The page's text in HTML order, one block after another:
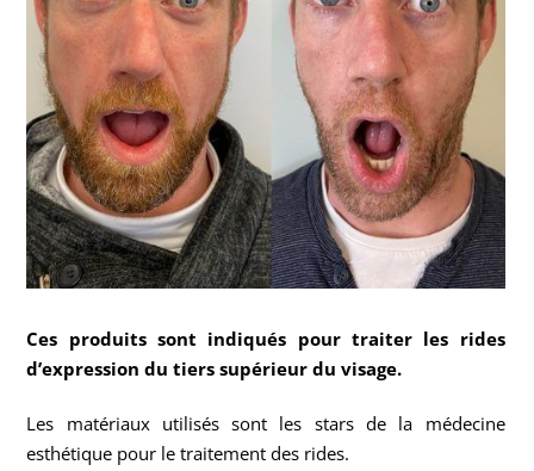
Les matériaux utilisés sont les stars de la médecine
esthétique pour le traitement des rides.
Ces produits sont indiqués pour traiter les rides
d’expression du tiers supérieur du visage.